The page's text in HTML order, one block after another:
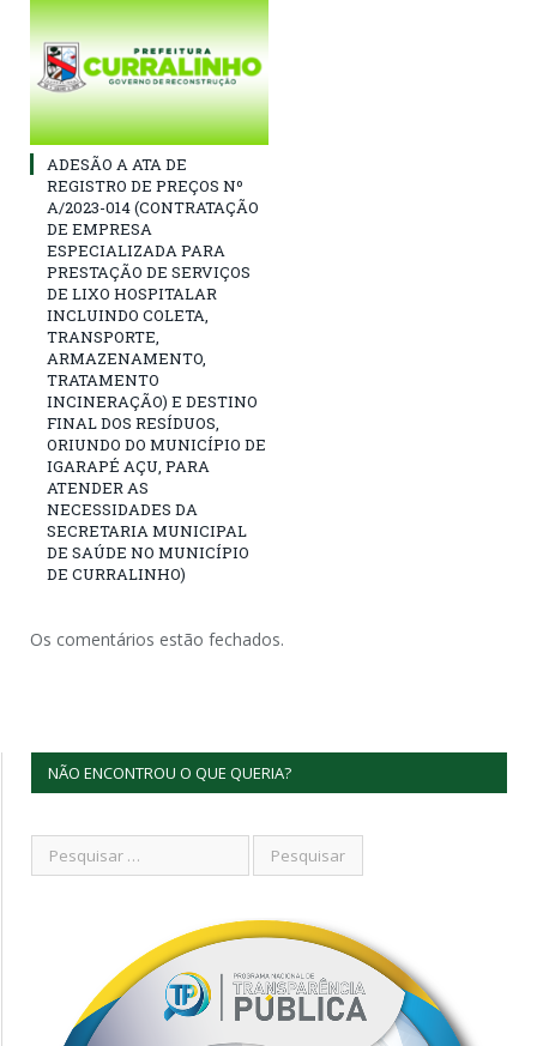
ADESÃO A ATA DE
REGISTRO DE PREÇOS Nº
A/2023-014 (CONTRATAÇÃO
DE EMPRESA
ESPECIALIZADA PARA
PRESTAÇÃO DE SERVIÇOS
DE LIXO HOSPITALAR
INCLUINDO COLETA,
TRANSPORTE,
ARMAZENAMENTO,
TRATAMENTO
INCINERAÇÃO) E DESTINO
FINAL DOS RESÍDUOS,
ORIUNDO DO MUNICÍPIO DE
IGARAPÉ AÇU, PARA
ATENDER AS
NECESSIDADES DA
SECRETARIA MUNICIPAL
DE SAÚDE NO MUNICÍPIO
DE CURRALINHO)
Os comentários estão fechados.
NÃO ENCONTROU O QUE QUERIA?